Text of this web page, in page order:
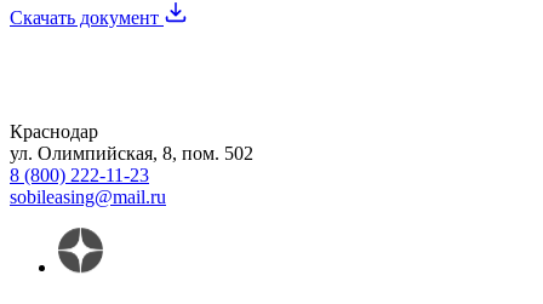
Скачать документ
Краснодар
ул. Олимпийская, 8, пом. 502
8 (800) 222-11-23
sobileasing@mail.ru